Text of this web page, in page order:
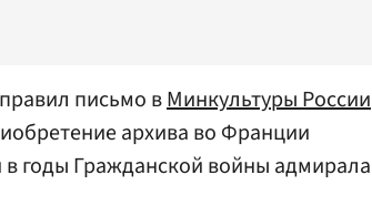
письмо вМинкультуры России
архива во Франции
годы Гражданской войны адмирала